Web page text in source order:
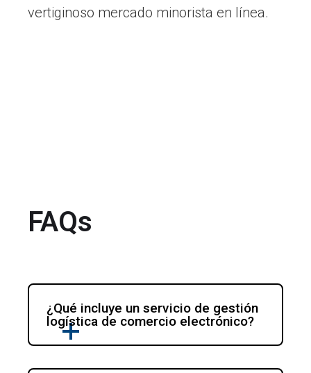
vertiginoso mercado minorista en línea.
FAQs
¿Qué incluye un servicio de gestión
logística de comercio electrónico?